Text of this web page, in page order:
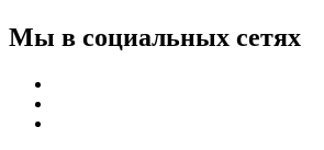
Мы в социальных сетях